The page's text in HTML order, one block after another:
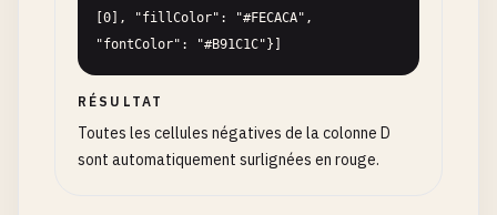
[0], "fillColor": "#FECACA",
"fontColor": "#B91C1C"}]
RÉSULTAT
Toutes les cellules négatives de la colonne D
sont automatiquement surlignées en rouge.